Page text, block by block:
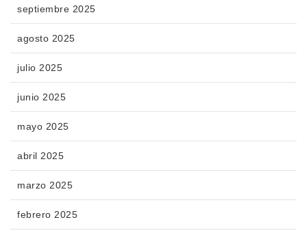
septiembre 2025
agosto 2025
julio 2025
junio 2025
mayo 2025
abril 2025
marzo 2025
febrero 2025